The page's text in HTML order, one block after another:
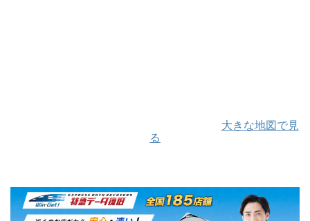
大きな地図で見
る